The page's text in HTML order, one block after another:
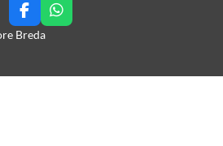
F
a
b
W
h
s
Breda